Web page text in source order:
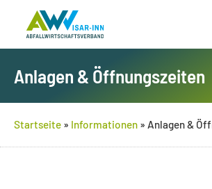
springen
Anlagen & Öffnungszeiten
Startseite » Informationen » Anlagen &